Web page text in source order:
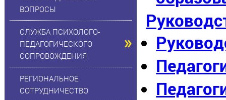
ВОПРОСЫ
СЛУЖБА ПСИХОЛОГО-
ПЕДАГОГИЧЕСКОГО
СОПРОВОЖДЕНИЯ
РЕГИОНАЛЬНОЕ
СОТРУДНИЧЕСТВО